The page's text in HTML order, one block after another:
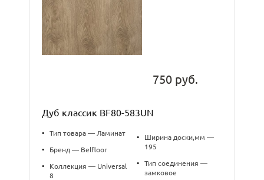
750 руб.
Дуб классик BF80-583UN
• Тип товара — Ламинат
• Бренд — Belfloor
•
Коллекция — Universal
8
•
Ширина доски,мм —
195
•
Тип соединения —
замковое